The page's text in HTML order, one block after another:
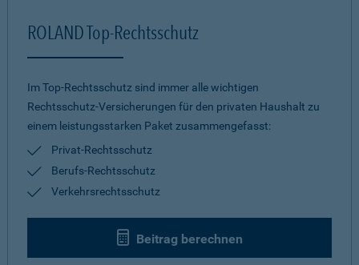
ROLAND Top-Rechtsschutz
Im Top-Rechtsschutz sind immer alle wichtigen
Rechtsschutz-Versicherungen für den privaten Haushalt zu
einem leistungsstarken Paket zusammengefasst:
Privat-Rechtsschutz
Berufs-Rechtsschutz
Verkehrsrechtsschutz
Beitrag berechnen